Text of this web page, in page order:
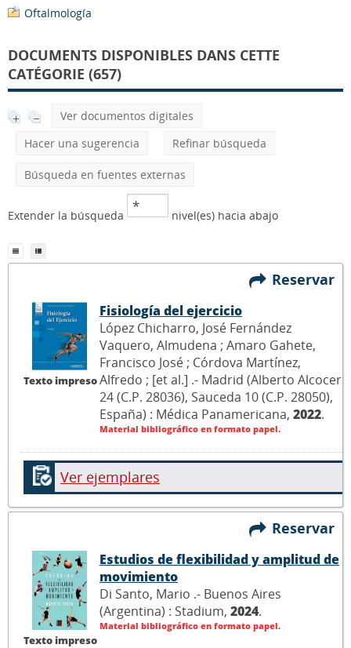
Oftalmología
DOCUMENTS DISPONIBLES DANS CETTE
CATÉGORIE (657)
Ver documentos digitales
Hacer una sugerencia
Refinar búsqueda
Búsqueda en fuentes externas
Extender la búsqueda nivel(es) hacia abajo
Reservar
Texto impreso
Fisiología del ejercicio
López Chicharro, José Fernández
Vaquero, Almudena ; Amaro Gahete,
Francisco José ; Córdova Martínez,
Alfredo ; [et al.] .- Madrid (Alberto Alcocer
24 (C.P. 28036), Sauceda 10 (C.P. 28050),
España) : Médica Panamericana, 2022.
Material bibliográfico en formato papel.
Ver ejemplares
Reservar
Texto impreso
Estudios de flexibilidad y amplitud de
movimiento
Di Santo, Mario .- Buenos Aires
(Argentina) : Stadium, 2024.
Material bibliográfico en formato papel.